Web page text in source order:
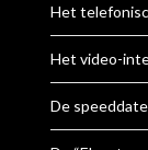
Het
Het video-
De speeddate